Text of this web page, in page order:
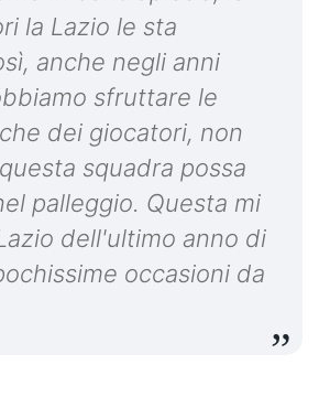
la Lazio le sta
anche negli anni
sfruttare le
dei giocatori, non
squadra possa
palleggio. Questa mi
dell'ultimo anno di
occasioni da